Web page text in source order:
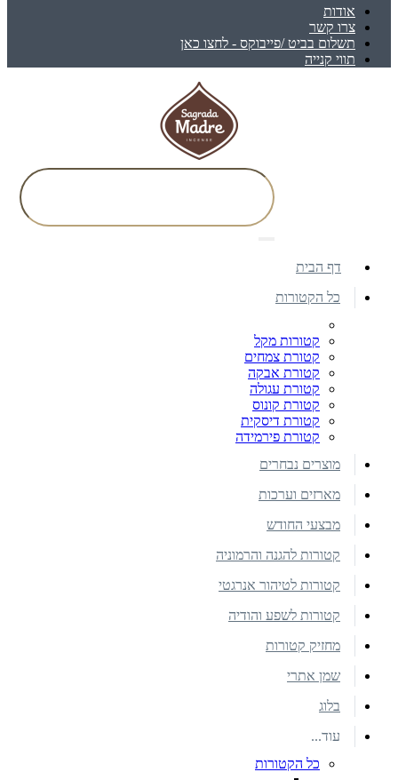
אודות
צרו קשר
תשלום בביט /פייבוקס - לחצו כאן
תווי קנייה
דף הבית
כל הקטורות
קטורות מקל
קטורת צמחים
קטורת אבקה
קטורת עגולה
קטורת קונוס
קטורת דיסקית
קטורת פירמידה
מוצרים נבחרים
מארזים וערכות
מבצעי החודש
קטורות להגנה והרמוניה
קטורות לטיהור אנרגטי
קטורות לשפע והודיה
מחזיק קטורות
שמן אתרי
בלוג
עוד...
כל הקטורות